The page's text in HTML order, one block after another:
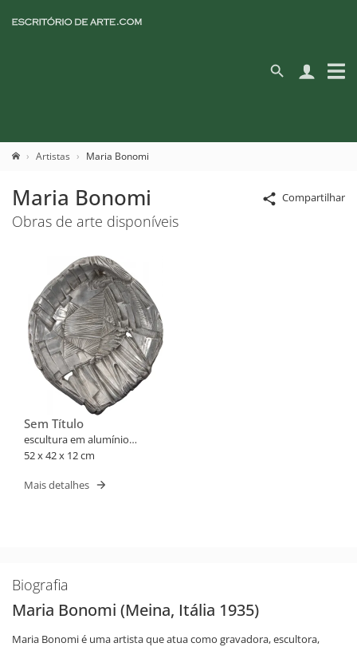
Artistas Maria Bonomi
Compartilhar
Maria Bonomi
Obras de arte disponíveis
Sem Título
escultura em alumínio
fundido
52 x 42 x 12 cm
Mais detalhes
Biografia
Maria Bonomi (Meina, Itália 1935)
Maria Bonomi é uma artista que atua como gravadora, escultora,